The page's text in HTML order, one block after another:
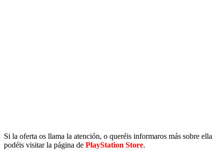
Si la oferta os llama la atención, o queréis informaros más sobre ella
podéis visitar la página de PlayStation Store.